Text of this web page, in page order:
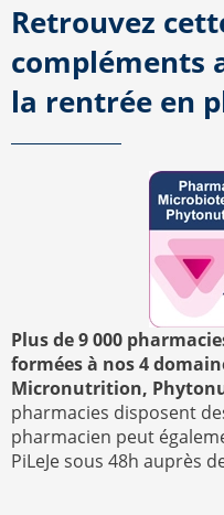
Retrouvez
compléments
la rentrée en
Plus de 9 000
formées à nos 4
Micronutrition,
pharmacies disposent
pharmacien peut
PiLeJe sous 48h auprès